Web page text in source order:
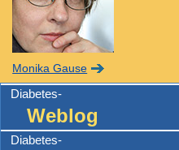
Monika Gause
Diabetes-
Weblog
Diabetes-